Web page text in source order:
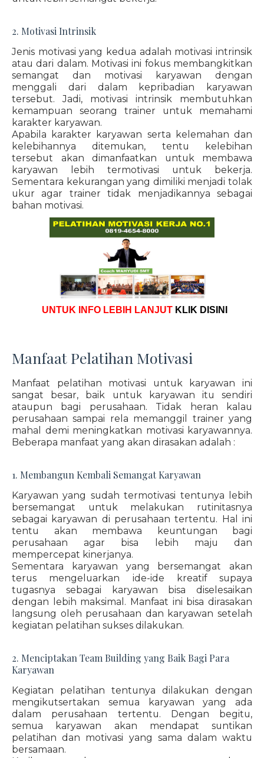
2. Motivasi Intrinsik
Jenis motivasi yang kedua adalah motivasi intrinsik
atau dari dalam. Motivasi ini fokus membangkitkan
semangat dan motivasi karyawan dengan
menggali dari dalam kepribadian karyawan
tersebut. Jadi, motivasi intrinsik membutuhkan
kemampuan seorang trainer untuk memahami
karakter karyawan.
Apabila karakter karyawan serta kelemahan dan
kelebihannya ditemukan, tentu kelebihan
tersebut akan dimanfaatkan untuk membawa
karyawan lebih termotivasi untuk bekerja.
Sementara kekurangan yang dimiliki menjadi tolak
ukur agar trainer tidak menjadikannya sebagai
bahan motivasi.
UNTUK INFO LEBIH LANJUT KLIK DISINI
Manfaat Pelatihan Motivasi
Manfaat pelatihan motivasi untuk karyawan ini
sangat besar, baik untuk karyawan itu sendiri
ataupun bagi perusahaan. Tidak heran kalau
perusahaan sampai rela memanggil trainer yang
mahal demi meningkatkan motivasi karyawannya.
Beberapa manfaat yang akan dirasakan adalah :
1. Membangun Kembali Semangat Karyawan
Karyawan yang sudah termotivasi tentunya lebih
bersemangat untuk melakukan rutinitasnya
sebagai karyawan di perusahaan tertentu. Hal ini
tentu akan membawa keuntungan bagi
perusahaan agar bisa lebih maju dan
mempercepat kinerjanya.
Sementara karyawan yang bersemangat akan
terus mengeluarkan ide-ide kreatif supaya
tugasnya sebagai karyawan bisa diselesaikan
dengan lebih maksimal. Manfaat ini bisa dirasakan
langsung oleh perusahaan dan karyawan setelah
kegiatan pelatihan sukses dilakukan.
2. Menciptakan Team Building yang Baik Bagi Para
Karyawan
Kegiatan pelatihan tentunya dilakukan dengan
mengikutsertakan semua karyawan yang ada
dalam perusahaan tertentu. Dengan begitu,
semua karyawan akan mendapat suntikan
pelatihan dan motivasi yang sama dalam waktu
bersamaan.